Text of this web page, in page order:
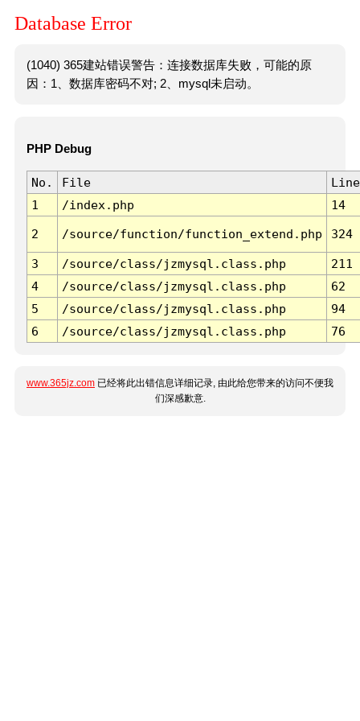
Database Error
(1040) 365建站错误警告：连接数据库失败，可能的原
因：1、数据库密码不对; 2、mysql未启动。
PHP Debug
No. File
Line
1
/index.php 14
2 /source/function/function_extend.php 324
3 /source/class/jzmysql.class.php
211
4
/source/class/jzmysql.class.php
62
5
/source/class/jzmysql.class.php
94
6
/source/class/jzmysql.class.php 76
www.365jz.com 已经将此出错信息详细记录, 由此给您带来的访问不便我
们深感歉意.